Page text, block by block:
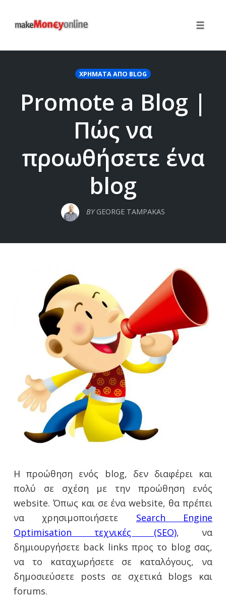
ΧΡΉΜΑΤΑ ΑΠΌ BLOG
Promote a Blog |
Πώς να
προωθήσετε ένα
blog
BY GEORGE TAMPAKAS
Η προώθηση ενός blog, δεν διαφέρει και
πολύ σε σχέση με την προώθηση ενός
website. Όπως και σε ένα website, θα πρέπει
να χρησιμοποιήσετε Search Engine
Optimisation τεχνικές (SEO), να
δημιουργήσετε back links προς το blog σας,
να το καταχωρήσετε σε καταλόγους, να
δημοσιεύσετε posts σε σχετικά blogs και
forums.